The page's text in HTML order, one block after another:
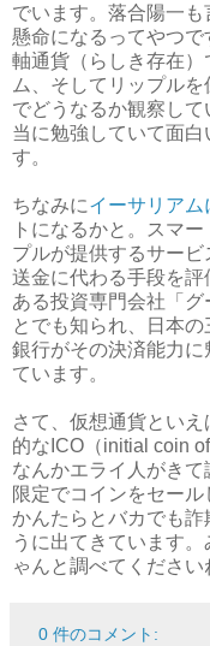
でいます。落合陽一
懸命になるってやつ
軸通貨（らしき存在
ム、そしてリップル
でどうなるか観察し
当に勉強していて面
す。
ちなみにイーサリア
トになるかと。スマ
プルが提供するサー
送金に代わる手段を
ある投資専門会社「
とでも知られ、日本
銀行がその決済能力
ています。
さて、仮想通貨とい
的なICO（initial coin
なんかエライ人がき
限定でコインをセー
かんたらとバカでも
うに出てきています
ゃんと調べてください
0 件のコメント: